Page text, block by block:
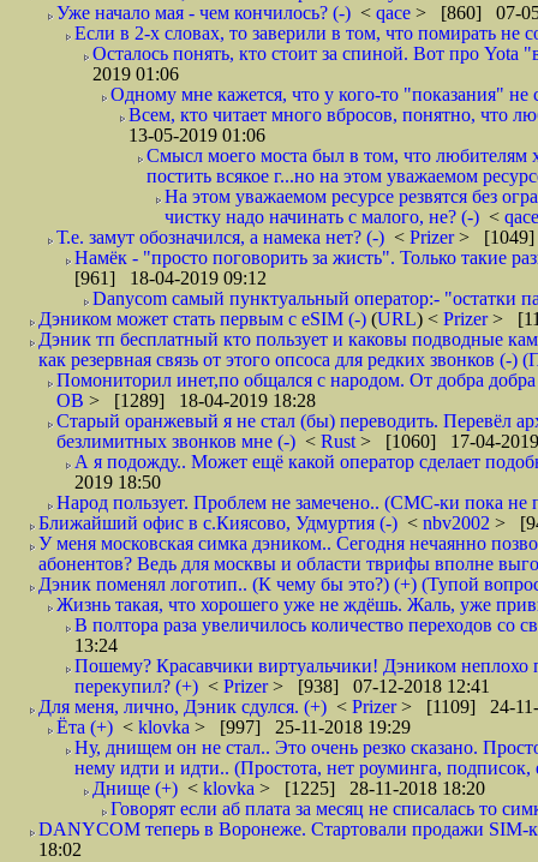
Уже начало мая - чем кончилось? (-) < qace > [860] 07-
Если в 2-х словах, то заверили в том, что помирать не
Осталось понять, кто стоит за спиной. Вот про Yota
2019 01:06
Одному мне кажется, что у кого-то "показания" не
Всем, кто читает много вбросов, понятно, что
13-05-2019 01:06
Смысл моего моста был в том, что любителям
постить всякое г...но на этом уважаемом
На этом уважаемом ресурсе резвятся без
чистку надо начинать с малого, не? (-) <
Т.е. замут обозначился, а намека нет? (-) < Prizer> [1049]
Намёк - "просто поговорить за жисть". Только такие
[961] 18-04-2019 09:12
Danycom самый пунктуальный оператор:- "остатки
Дэником может стать первым с еSIM (-) (URL) < Prizer>
Дэник тп бесплатный кто пользует и каковы подводные
как резервная связь от этого опсоса для редких звонков (-)
Помониторил инет,по общался с народом. От добра
ОВ > [1289] 18-04-2019 18:28
Старый оранжевый я не стал (бы) переводить. Перевёл
безлимитных звонков мне (-) < Rust > [1060] 17-04-
А я подожду.. Может ещё какой оператор сделает
2019 18:50
Народ пользует. Проблем не замечено.. (СМС-ки пока
Ближайший офис в с.Киясово, Удмуртия (-) < nbv2002 >
У меня московская симка дэником.. Сегодня нечаянно
абонентов? Ведь для москвы и области тврифы вполне
Дэник поменял логотип.. (К чему бы это?) (+) (Тупой
Жизнь такая, что хорошего уже не ждёшь. Жаль, уже
В полтора раза увеличилось количество переходов
13:24
Пошему? Красавчики виртуальчики! Дэником
перекупил? (+) < Prizer> [938] 07-12-2018 12:41
Для меня, лично, Дэник сдулся. (+) < Prizer> [1109] 24-11-
Ёта (+) < klovka > [997] 25-11-2018 19:29
Ну, днищем он не стал.. Это очень резко сказано.
нему идти и идти.. (Простота, нет роуминга,
Днище (+) < klovka > [1225] 28-11-2018 18:20
Говорят если аб плата за месяц не списалась то
DANYCOM теперь в Воронеже. Стартовали продажи SIM-
18:02